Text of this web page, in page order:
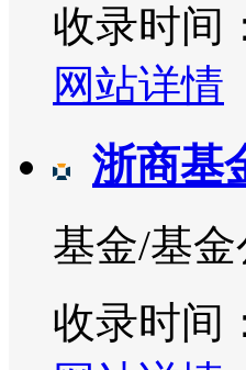
收录时间
网站详情
浙商基
基金/基金
收录时间